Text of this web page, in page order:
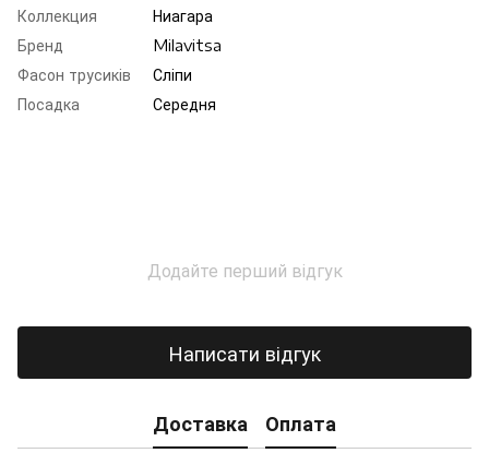
Коллекция
Ниагара
Бренд
Milavitsa
Фасон трусиків
Сліпи
Посадка
Середня
Додайте перший відгук
Написати відгук
Доставка Оплата